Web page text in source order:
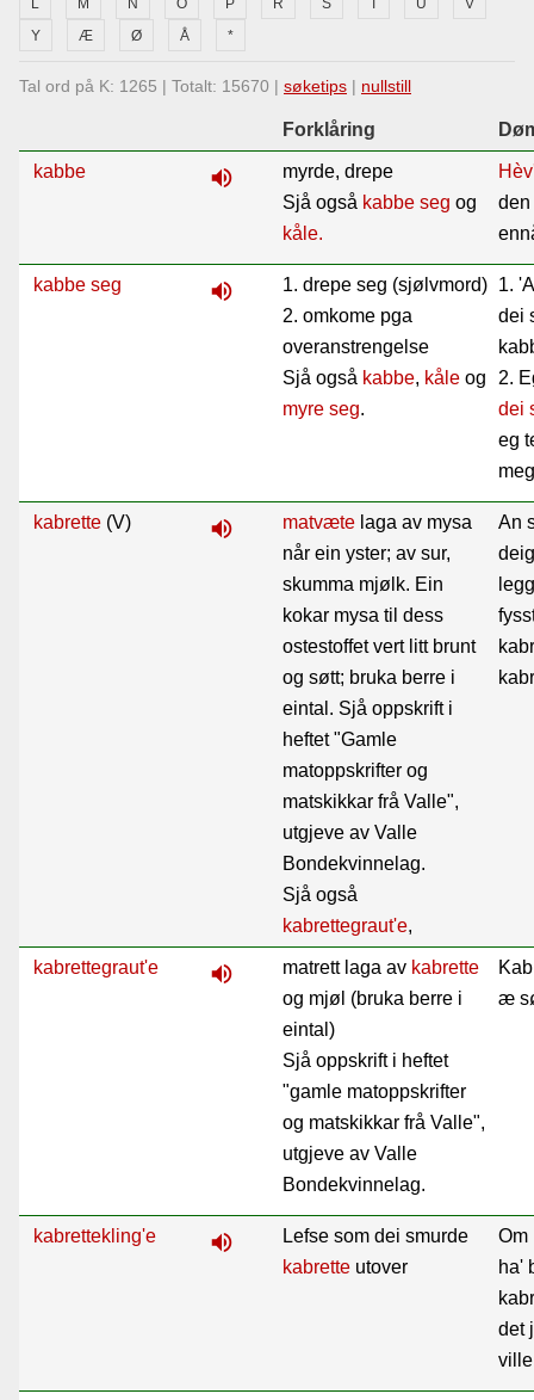
Y
Æ Ø Å *
Tal ord på K: 1265 | Totalt: 15670 | søketips | nullstill
Forklåring
kabbe volume_up
myrde, drepe
Sjå også kabbe seg og
kåle.
den
kabbe seg volume_up
1. drepe seg (sjølvmord)
2. omkome pga
overanstrengelse
Sjå også kabbe, kåle og
myre seg.
1.
dei
2.
dei
eg
kabrette (V) volume_up matvæte laga av mysa
når ein yster; av sur,
skumma mjølk. Ein
kokar mysa til dess
ostestoffet vert litt brunt
og søtt; bruka berre i
eintal. Sjå oppskrift i
heftet "Gamle
matoppskrifter og
matskikkar frå Valle",
utgjeve av Valle
Bondekvinnelag.
Sjå også
kabrettegraut'e,
An
kabrettegraut'e volume_up matrett laga av kabrette
og mjøl (bruka berre i
eintal)
Sjå oppskrift i heftet
"gamle matoppskrifter
og matskikkar frå Valle",
utgjeve av Valle
Bondekvinnelag.
æ s
kabrettekling'e volume_up
Lefse som dei smurde
kabrette utover
Om
ha'
det
Lenkjer
oss